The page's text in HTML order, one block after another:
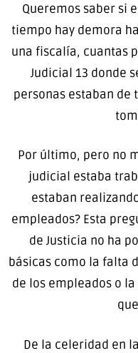
Queremos saber si
tiempo hay demora
una fiscalía, cuantas
Judicial 13 donde
personas estaban de
Por último, pero no
judicial estaba
estaban
empleados? Esta
de Justicia no ha
básicas como la falta
de los empleados o
De la celeridad en